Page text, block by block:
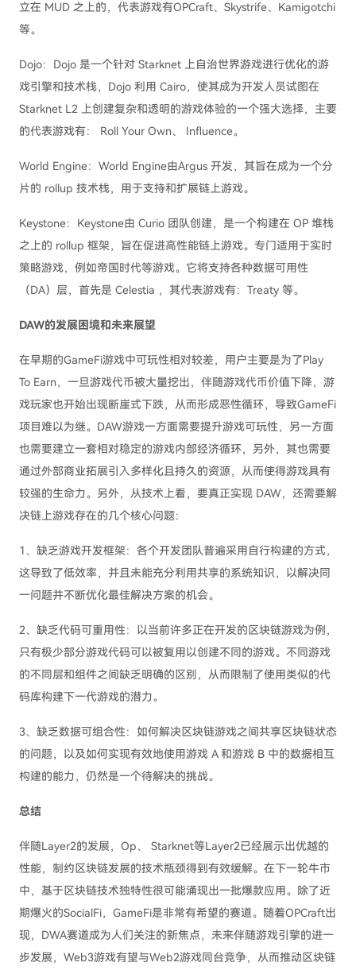
立在 MUD 之上的，代表游戏有OPCraft、Skystrife、Kamigotchi
等。
Dojo：Dojo 是一个针对 Starknet 上自治世界游戏进行优化的游
戏引擎和技术栈，Dojo 利用 Cairo，使其成为开发人员试图在
Starknet L2 上创建复杂和透明的游戏体验的一个强大选择，主要
的代表游戏有： Roll Your Own、 Influence。
World Engine：World Engine由Argus 开发，其旨在成为一个分
片的 rollup 技术栈，用于支持和扩展链上游戏。
Keystone：Keystone由 Curio 团队创建，是一个构建在 OP 堆栈
之上的 rollup 框架，旨在促进高性能链上游戏。专门适用于实时
策略游戏，例如帝国时代等游戏。它将支持各种数据可用性
（DA）层，首先是 Celestia ，其代表游戏有：Treaty 等。
DAW的发展困境和未来展望
在早期的GameFi游戏中可玩性相对较差，用户主要是为了Play
To Earn，一旦游戏代币被大量挖出，伴随游戏代币价值下降，游
戏玩家也开始出现断崖式下跌，从而形成恶性循环，导致GameFi
项目难以为继。DAW游戏一方面需要提升游戏可玩性，另一方面
也需要建立一套相对稳定的游戏内部经济循环，另外，其也需要
通过外部商业拓展引入多样化且持久的资源，从而使得游戏具有
较强的生命力。另外，从技术上看，要真正实现 DAW，还需要解
决链上游戏存在的几个核心问题：
1、缺乏游戏开发框架：各个开发团队普遍采用自行构建的方式，
这导致了低效率，并且未能充分利用共享的系统知识，以解决同
一问题并不断优化最佳解决方案的机会。
2、缺乏代码可重用性：以当前许多正在开发的区块链游戏为例，
只有极少部分游戏代码可以被复用以创建不同的游戏。不同游戏
的不同层和组件之间缺乏明确的区别，从而限制了使用类似的代
码库构建下一代游戏的潜力。
3、缺乏数据可组合性：如何解决区块链游戏之间共享区块链状态
的问题，以及如何实现有效地使用游戏 A 和游戏 B 中的数据相互
构建的能力，仍然是一个待解决的挑战。
总结
伴随Layer2的发展，Op、 Starknet等Layer2已经展示出优越的
性能，制约区块链发展的技术瓶颈得到有效缓解。在下一轮牛市
中，基于区块链技术独特性很可能涌现出一批爆款应用。除了近
期爆火的SocialFi，GameFi是非常有希望的赛道。随着OPCraft出
现，DWA赛道成为人们关注的新焦点，未来伴随游戏引擎的进一
步发展，Web3游戏有望与Web2游戏同台竞争，从而推动区块链